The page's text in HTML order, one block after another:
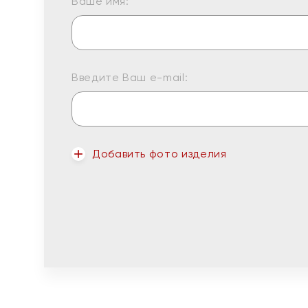
Введите Ваш e-mail:
Добавить фото изделия